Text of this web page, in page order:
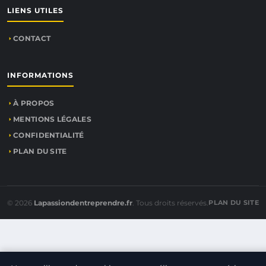
LIENS UTILES
CONTACT
INFORMATIONS
À PROPOS
MENTIONS LÉGALES
CONFIDENTIALITÉ
PLAN DU SITE
© 2026 Lapassiondentreprendre.fr. Tous droits réservés.PLAN DU SITE